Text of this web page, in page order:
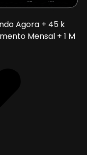
Agora + 45 k
Mensal + 1 M